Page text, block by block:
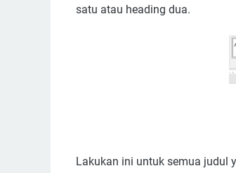
satu atau heading dua.
Lakukan ini untuk semua judul